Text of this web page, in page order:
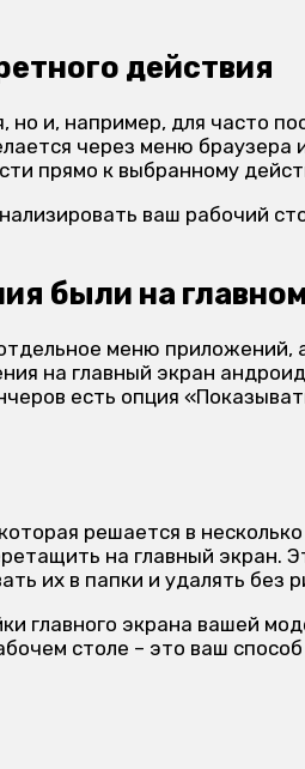
действия
и, например, для часто
через меню
прямо к выбранному
ваш рабочий
были на
меню приложений,
на главный экран
есть опция
решается в
на главный экран.
их в папки и удалять без
главного экрана вашей
столе – это ваш